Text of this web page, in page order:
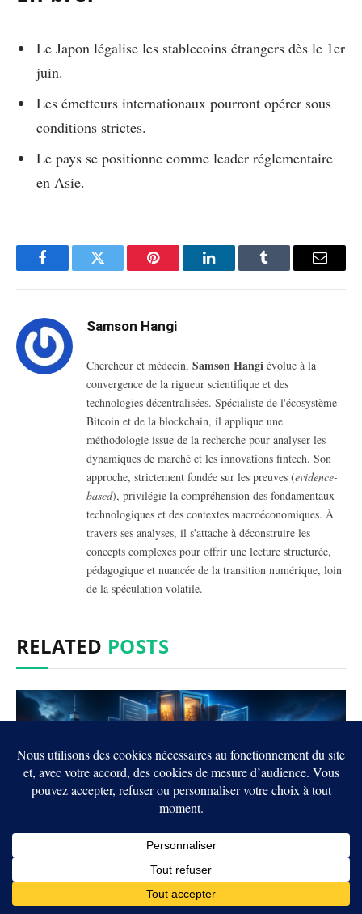
Le Japon légalise les stablecoins étrangers dès le 1er
juin.
Les émetteurs internationaux pourront opérer sous
conditions strictes.
Le pays se positionne comme leader réglementaire
en Asie.
FacebookTwitter Pinterest LinkedInTumblr Email
Samson Hangi
Chercheur et médecin, Samson Hangi évolue à la
convergence de la rigueur scientifique et des
technologies décentralisées. Spécialiste de l'écosystème
Bitcoin et de la blockchain, il applique une
méthodologie issue de la recherche pour analyser les
dynamiques de marché et les innovations fintech. Son
approche, strictement fondée sur les preuves (evidence-
based), privilégie la compréhension des fondamentaux
technologiques et des contextes macroéconomiques. À
travers ses analyses, il s'attache à déconstruire les
concepts complexes pour offrir une lecture structurée,
pédagogique et nuancée de la transition numérique, loin
de la spéculation volatile.
RELATED POSTS
Crypto : les États-Unis et le Royaume-Uni